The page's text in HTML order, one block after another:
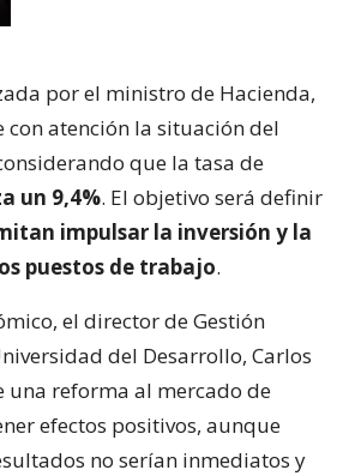
por el ministro de Hacienda,
con atención la situación del
que la tasa de
un 9,4%. El objetivo será definir
impulsar la inversión y la
puestos de trabajo.
el director de Gestión
del Desarrollo, Carlos
una reforma al mercado de
efectos positivos, aunque
no serían inmediatos y